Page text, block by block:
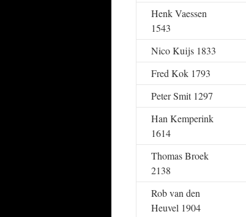
Henk Vaessen
1543
Nico Kuijs 1833
Fred Kok 1793
Peter Smit 1297
Han Kemperink
1614
Thomas Broek
2138
Rob van den
Heuvel 1904